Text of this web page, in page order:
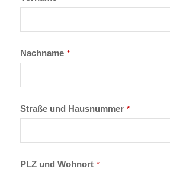
Nachname *
Straße und Hausnummer *
PLZ und Wohnort *